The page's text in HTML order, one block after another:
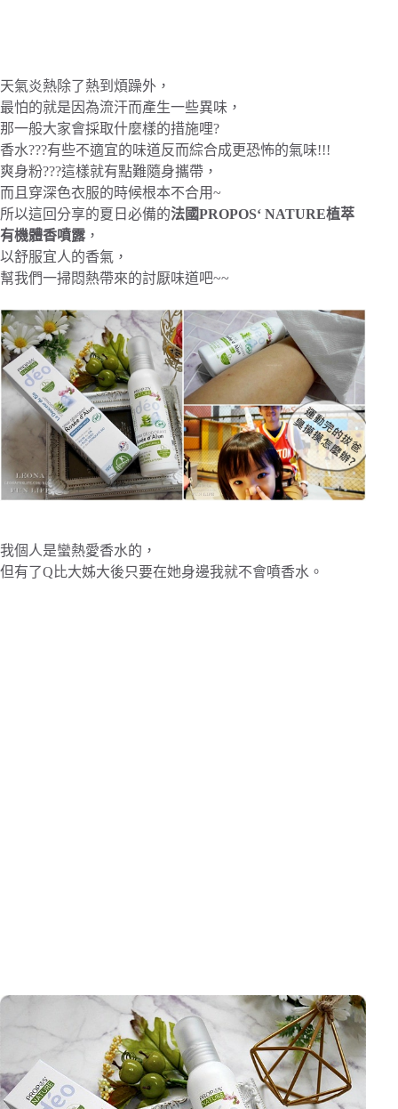
天氣炎熱除了熱到煩躁外，
最怕的就是因為流汗而產生一些異味，
那一般大家會採取什麼樣的措施哩?
香水???有些不適宜的味道反而綜合成更恐怖的氣味!!!
爽身粉???這樣就有點難隨身攜帶，
而且穿深色衣服的時候根本不合用~
所以這回分享的夏日必備的法國PROPOS‘ NATURE植萃
有機體香噴露 ，
以舒服宜人的香氣，
幫我們一掃悶熱帶來的討厭味道吧~~
我個人是蠻熱愛香水的，
但有了Q比大姊大後只要在她身邊我就不會噴香水。